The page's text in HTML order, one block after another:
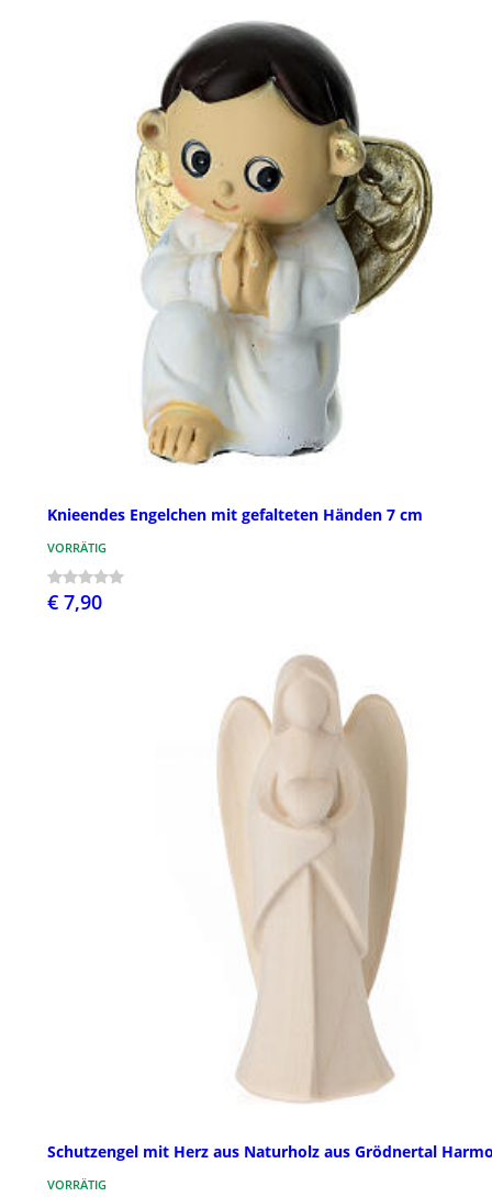
Knieendes Engelchen mit gefalteten Händen 7 cm
VORRÄTIG
€ 7,90
Schutzengel mit Herz aus Naturholz aus Grödnertal
VORRÄTIG